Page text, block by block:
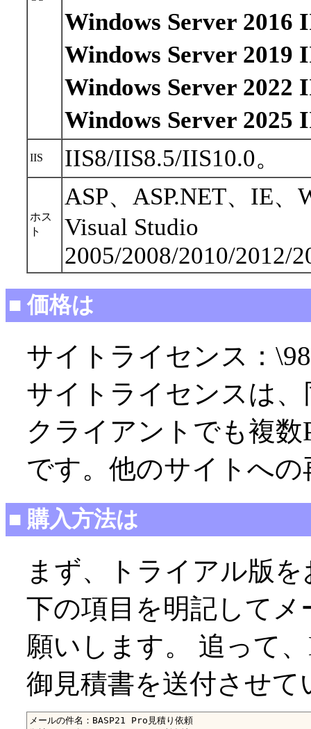
Windows Server 2016
Windows Server 2019
Windows Server 2022
Windows Server 2025
IIS IIS8/IIS8.5/IIS10.0。
ホス
ト
ASP、ASP.NET、IE
Visual Studio
2005/2008/2010/2012/
■ 価格は
サイトライセンス：
サイトライセンスは
クライアントでも複
です。他のサイトへ
■ 購入方法は
まず、トライアル版
下の項目を明記してメ
願いします。 追って
御見積書を送付させ
メールの件名：BASP21 Pro見積り依頼